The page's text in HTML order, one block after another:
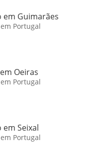
em Guimarães
Portugal
Oeiras
Portugal
Seixal
Portugal